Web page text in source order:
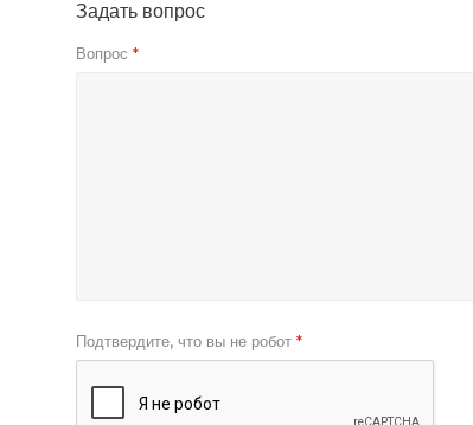
Задать вопрос
Вопрос *
Подтвердите, что вы не робот *